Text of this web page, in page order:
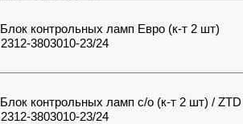
Блок контрольных ламп Евро (к-т 2 шт)
2312-3803010-23/24
Блок контрольных ламп с/о (к-т 2 шт) / ZTD
2312-3803010-23/24